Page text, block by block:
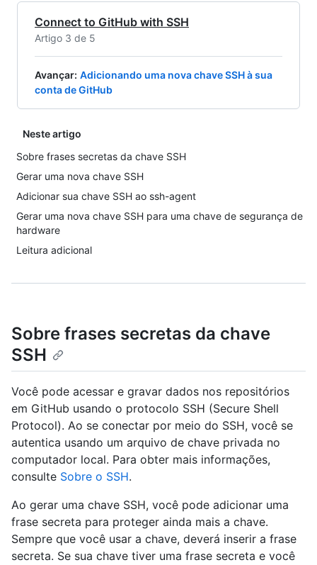
Connect to GitHub with SSH
Artigo 3 de 5
Avançar: Adicionando uma nova chave SSH à sua
conta de GitHub
Neste artigo
Sobre frases secretas da chave SSH
Gerar uma nova chave SSH
Adicionar sua chave SSH ao ssh-agent
Gerar uma nova chave SSH para uma chave de segurança de
hardware
Leitura adicional
Sobre frases secretas da chave
SSH
Você pode acessar e gravar dados nos repositórios
em GitHub usando o protocolo SSH (Secure Shell
Protocol). Ao se conectar por meio do SSH, você se
autentica usando um arquivo de chave privada no
computador local. Para obter mais informações,
consulte Sobre o SSH.
Ao gerar uma chave SSH, você pode adicionar uma
frase secreta para proteger ainda mais a chave.
Sempre que você usar a chave, deverá inserir a frase
secreta. Se sua chave tiver uma frase secreta e você